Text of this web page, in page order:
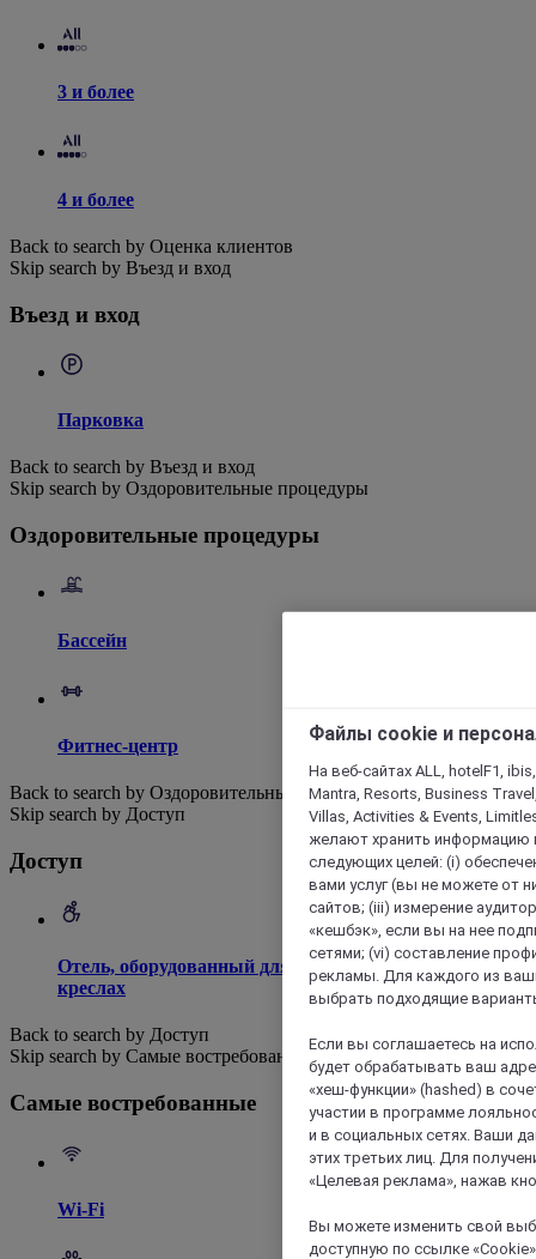
3 и более
4 и более
Back to search by Оценка клиентов
Skip search by Въезд и вход
Въезд и вход
Парковка
Back to search by Въезд и вход
Skip search by Оздоровительные процедуры
Оздоровительные процедуры
Бассейн
Фитнес-центр
Back to search by Оздоровительные процедуры
Skip search by Доступ
Доступ
Отель, оборудованный для доступа на инвалидных
креслах
Back to search by Доступ
Skip search by Самые востребованные
Самые востребованные
Wi-Fi
Файлы cookie и
На веб-сайтах ALL, hotelF1,
Mantra, Resorts, Business
Villas, Activities & Events,
желают хранить информацию
следующих целей: (i)
вами услуг (вы не можете от
сайтов; (iii) измерение
«кешбэк», если вы на нее
сетями; (vi) составление
рекламы. Для каждого из
выбрать подходящие
Если вы соглашаетесь на
будет обрабатывать ваш
«хеш-функции» (hashed) в
участии в программе
и в социальных сетях. Ваши
этих третьих лиц. Для
«Целевая реклама», нажав
Вы можете изменить свой
доступную по ссылке